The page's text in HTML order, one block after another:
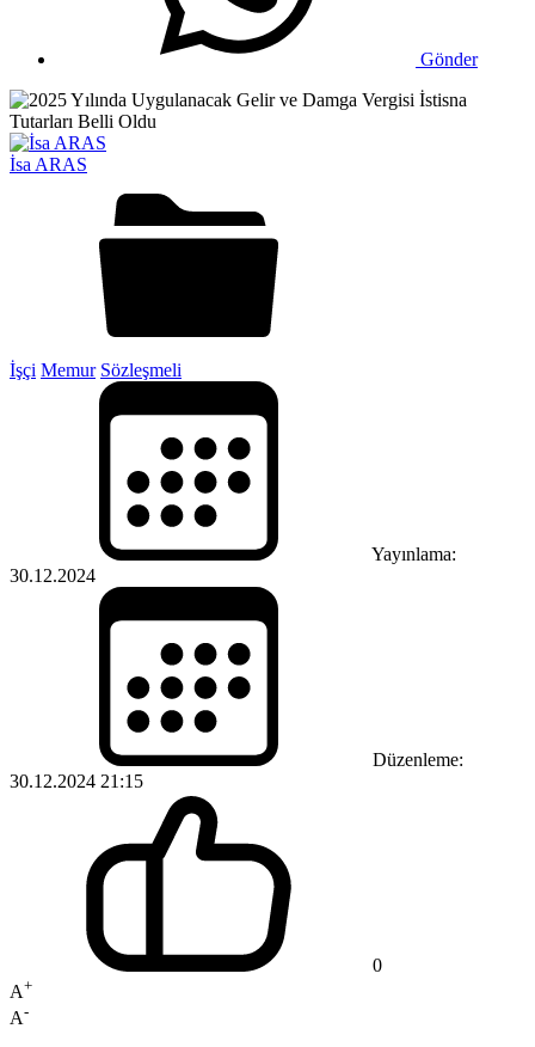
Gönder
İsa ARAS
İşçi Memur Sözleşmeli
Yayınlama:
30.12.2024
Düzenleme:
30.12.2024 21:15
0
A+
A-